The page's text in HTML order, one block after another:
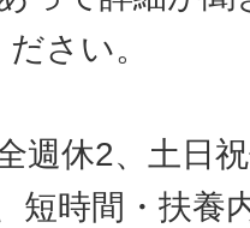
さい。
週休2、土日
短時間・扶養